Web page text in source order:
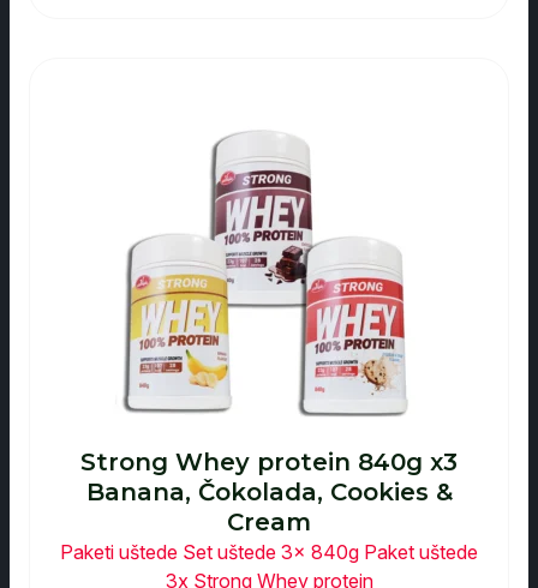
Strong Whey protein 840g x3
Banana, Čokolada, Cookies &
Cream
Paketi uštede Set uštede 3x 840g Paket uštede
3x Strong Whey protein